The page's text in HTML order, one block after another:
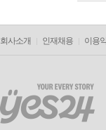
회사소개 인재채용 이용